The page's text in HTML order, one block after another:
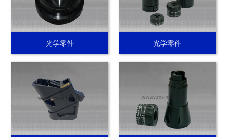
光学零件 光学零件